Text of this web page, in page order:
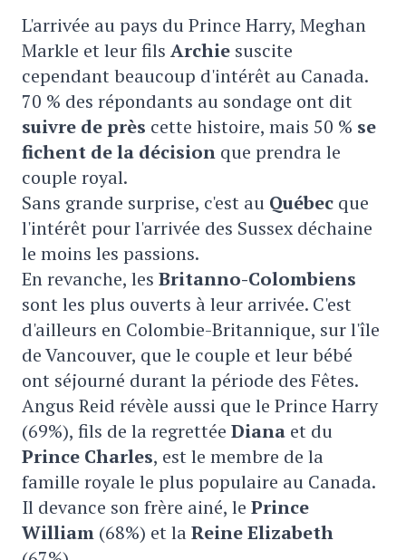
L'arrivée au pays du Prince Harry, Meghan
Markle et leur fils Archie suscite
cependant beaucoup d'intérêt au Canada.
70 % des répondants au sondage ont dit
suivre de près cette histoire, mais 50 % se
fichent de la décision que prendra le
couple royal.
Sans grande surprise, c'est au Québec que
l'intérêt pour l'arrivée des Sussex déchaine
le moins les passions.
En revanche, les Britanno-Colombiens
sont les plus ouverts à leur arrivée. C'est
d'ailleurs en Colombie-Britannique, sur l'île
de Vancouver, que le couple et leur bébé
ont séjourné durant la période des Fêtes.
Angus Reid révèle aussi que le Prince Harry
(69%), fils de la regrettée Diana et du
Prince Charles, est le membre de la
famille royale le plus populaire au Canada.
Il devance son frère ainé, le Prince
William (68%) et laReine Elizabeth